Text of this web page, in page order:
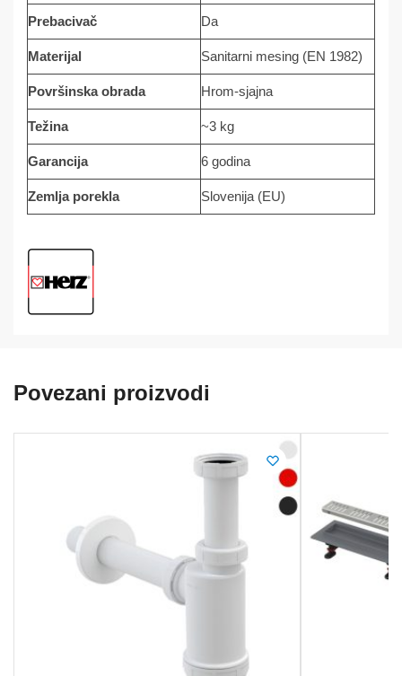
Prebacivač Da
Materijal Sanitarni mesing (EN 1982)
Površinska obrada Hrom-sjajna
Težina ~3 kg
Garancija 6 godina
Zemlja porekla Slovenija (EU)
Povezani proizvodi